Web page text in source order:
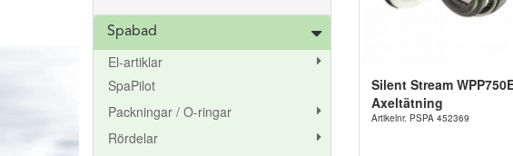
Spabad
El-artiklar
SpaPilot
Packningar / O-ringar
Rördelar
Silent Stream
Axeltätning
Artikelnr. PSPA 452369